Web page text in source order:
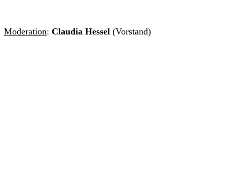
Moderation: Claudia Hessel (Vorstand)